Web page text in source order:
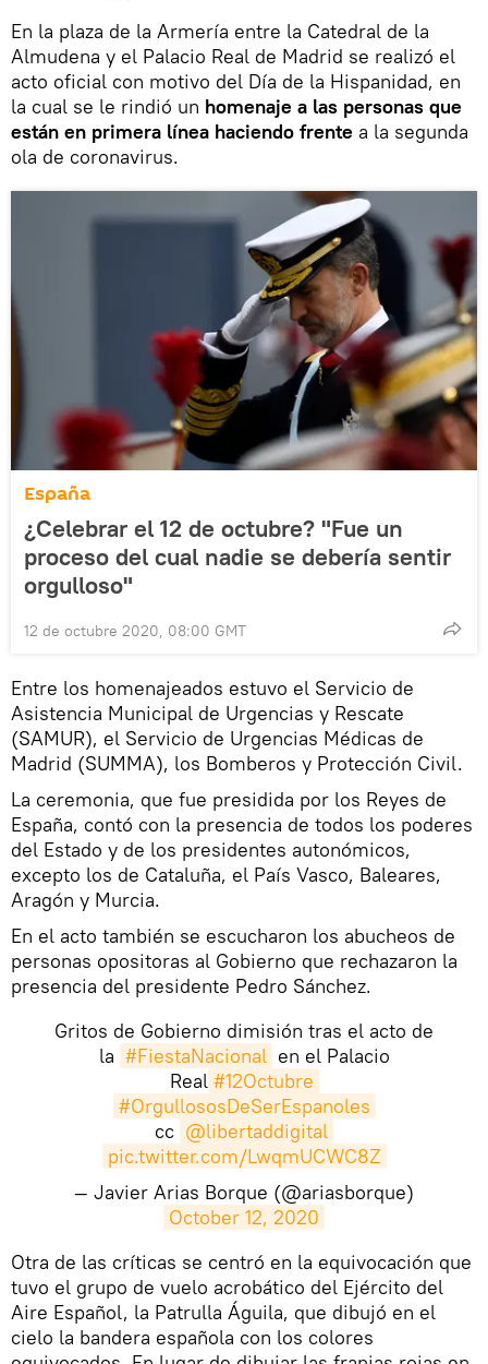
En la plaza de la Armería entre la Catedral de la
Almudena y el Palacio Real de Madrid se realizó el
acto oficial con motivo del Día de la Hispanidad, en
la cual se le rindió un homenaje a las personas que
están en primera línea haciendo frente a la segunda
ola de coronavirus.
España
¿Celebrar el 12 de octubre? "Fue un
proceso del cual nadie se debería sentir
orgulloso"
12 de octubre 2020, 08:00 GMT
Entre los homenajeados estuvo el Servicio de
Asistencia Municipal de Urgencias y Rescate
(SAMUR), el Servicio de Urgencias Médicas de
Madrid (SUMMA), los Bomberos y Protección Civil.
La ceremonia, que fue presidida por los Reyes de
España, contó con la presencia de todos los poderes
del Estado y de los presidentes autonómicos,
excepto los de Cataluña, el País Vasco, Baleares,
Aragón y Murcia.
En el acto también se escucharon los abucheos de
personas opositoras al Gobierno que rechazaron la
presencia del presidente Pedro Sánchez.
Gritos de Gobierno dimisión tras el acto de
la #FiestaNacional en el Palacio
Real #12Octubre
#OrgullososDeSerEspanoles
cc @libertaddigital
pic.twitter.com/LwqmUCWC8Z
— Javier Arias Borque (@ariasborque)
October 12, 2020
​Otra de las críticas se centró en la equivocación que
tuvo el grupo de vuelo acrobático del Ejército del
Aire Español, la Patrulla Águila, que dibujó en el
cielo la bandera española con los colores